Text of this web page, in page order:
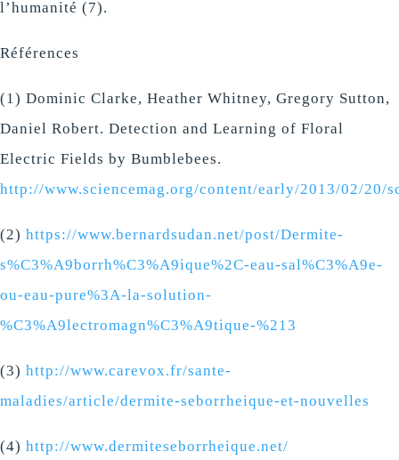
l’humanité (7).
Références
(1) Dominic Clarke, Heather Whitney, Gregory Sutton,
Daniel Robert. Detection and Learning of Floral
Electric Fields by Bumblebees.
http://www.sciencemag.org/content/early/2013/02/20/
(2) https://www.bernardsudan.net/post/Dermite-
s%C3%A9borrh%C3%A9ique%2C-eau-sal%C3%A9e-
ou-eau-pure%3A-la-solution-
%C3%A9lectromagn%C3%A9tique-%213
(3) http://www.carevox.fr/sante-
maladies/article/dermite-seborrheique-et-nouvelles
(4) http://www.dermiteseborrheique.net/